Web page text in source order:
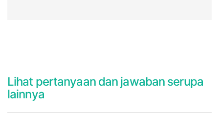
Lihat pertanyaan dan jawaban serupa
lainnya